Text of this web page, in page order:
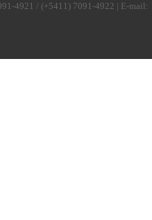
4921 / (+5411) 7091-4922 | E-mail: